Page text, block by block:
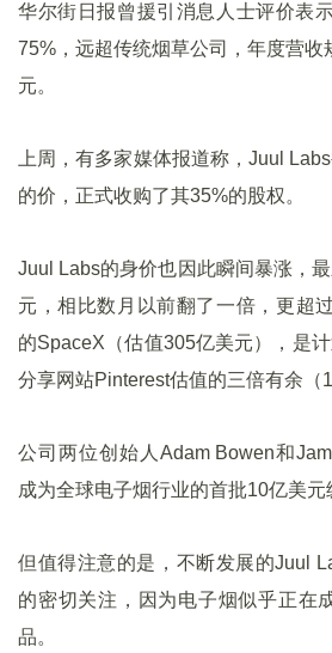
华尔街日报曾援引消息人士评价表
75%，远超传统烟草公司，年度营收
元。
上周，有多家媒体报道称，Juul
的价，正式收购了其35%的股权。
Juul Labs的身价也因此瞬间暴涨，
元，相比数月以前翻了一倍，更超
的SpaceX（估值305亿美元），是
分享网站Pinterest估值的三倍有余（
公司两位创始人Adam Bowen和
成为全球电子烟行业的首批10亿美元
但值得注意的是，不断发展的Juul
的密切关注，因为电子烟似乎正在
品。